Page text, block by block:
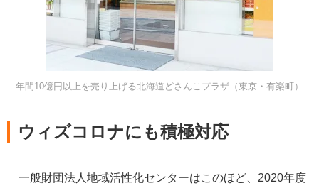
年間10億円以上を売り上げる北海道どさんこプラザ（東京・有楽町）
ウィズコロナにも積極対応
一般財団法人地域活性化センターはこのほど、2020年度